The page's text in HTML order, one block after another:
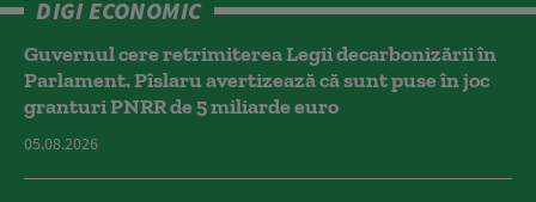
DIGI ECONOMIC
Guvernul cere retrimiterea Legii decarbonizării în
Parlament. Pîslaru avertizează că sunt puse în joc
granturi PNRR de 5 miliarde euro
05.08.2026